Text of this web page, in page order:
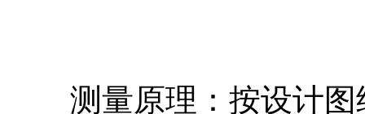
测量原理：按设计图